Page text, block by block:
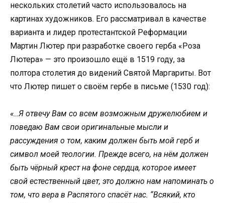
нескольких столетий часто использовалось на
картинах художников. Его рассматривал в качестве
варианта и лидер протестантской Реформации
Мартин Лютер при разработке своего герба «Роза
Лютера» — это произошло ещё в 1519 году, за
полтора столетия до видений Святой Маргариты. Вот
что Лютер пишет о своём гербе в письме (1530 год):
«…Я отвечу Вам со всем возможным дружелюбием и
поведаю Вам свои оригинальные мысли и
рассуждения о том, каким должен быть мой герб и
символ моей теологии. Прежде всего, на нём должен
быть чёрный крест на фоне сердца, которое имеет
свой естественный цвет, это должно нам напоминать о
том, что вера в Распятого спасёт нас. “Всякий, кто